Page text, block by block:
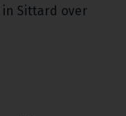
Sittard over